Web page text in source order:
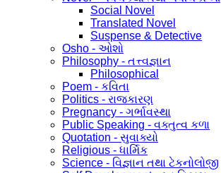
Social Novel
Translated Novel
Suspense & Detective
Osho - ઓશો
Philosophy - તત્ત્વજ્ઞાન
Philosophical
Poem - કવિતા
Politics - રાજકારણ
Pregnancy - ગર્ભાવસ્થા
Public Speaking - વક્તુત્વ કળા
Quotation - સુવાક્યો
Religious - ધાર્મિક
Science - વિજ્ઞાન તથા ટેકનોલોજી